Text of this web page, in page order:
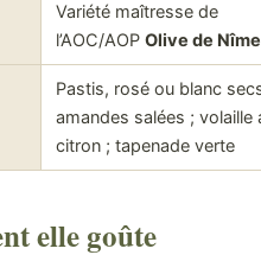
Variété maîtresse de
l’AOC/AOP Olive de
Pastis, rosé ou blanc
amandes salées ; volaille
citron ; tapenade verte
elle goûte